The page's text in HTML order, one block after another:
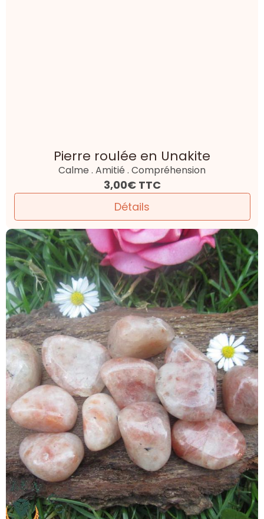
Pierre roulée en Unakite
Calme . Amitié . Compréhension
3,00€ TTC
Détails